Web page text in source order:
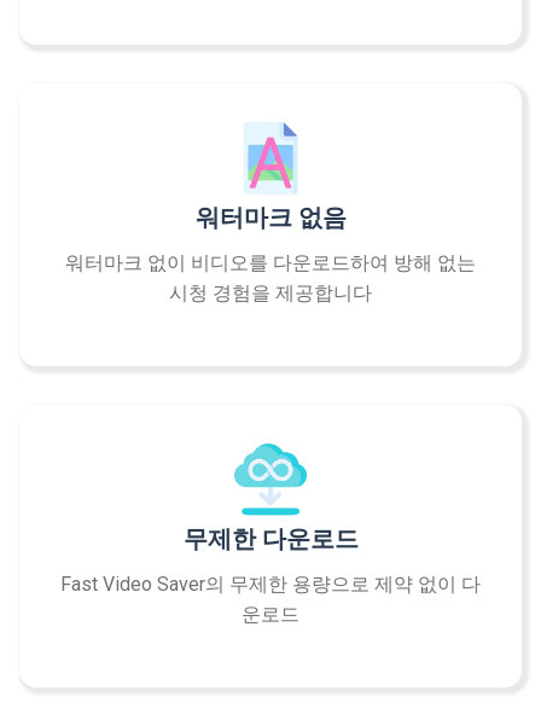
워터마크 없음
워터마크 없이 비디오를 다운로드하여 방해 없는
시청 경험을 제공합니다
무제한 다운로드
Fast Video Saver의 무제한 용량으로 제약 없이 다
운로드